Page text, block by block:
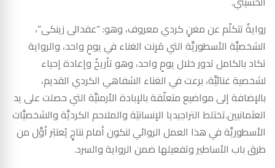
روايةٌ تتكلّم عن مغنٍ كردي معروف، وهو: “عفدالى زينكى”،
الشخصيَّة الأسطوريَّة التي مَرِنت الغناء في يومٍ واحد، والرواية
تكاد بالكامل تدور خلال يومٍ واحد، وهو تأريخٌ وإعادة إحياء
لشخصية غنائيَّة، برعت في الغناء الشفاهي الكردي القديم،
بالإضافة إلى مواضيع متعلّقة بالإبادة الأرمنيَّة التي حصلت على يد
العثمانيين.تختلط التراجيديا الإنسانيَة والملاحم الكرديَّة والشخصيَّات
الأسطوريَّة في هذا العمل الروائي لنكون أمام نتاجٍ يُعتبَر أوَّل من
طرق باب الأساطير وتفعيلها ضمن الرواية والسرد.